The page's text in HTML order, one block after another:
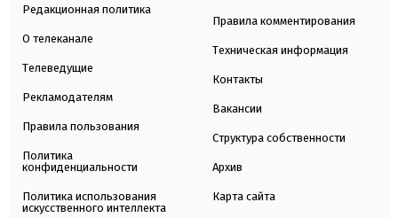
Редакционная политика
О телеканале
Телеведущие
Рекламодателям
Правила пользования
Политика
конфиденциальности
Политика использования
искусственного интеллекта
Правила комментирования
Техническая информация
Контакты
Вакансии
Структура собственности
Архив
Карта сайта